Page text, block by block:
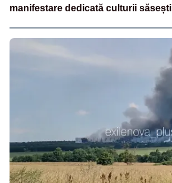
manifestare dedicată culturii săsești